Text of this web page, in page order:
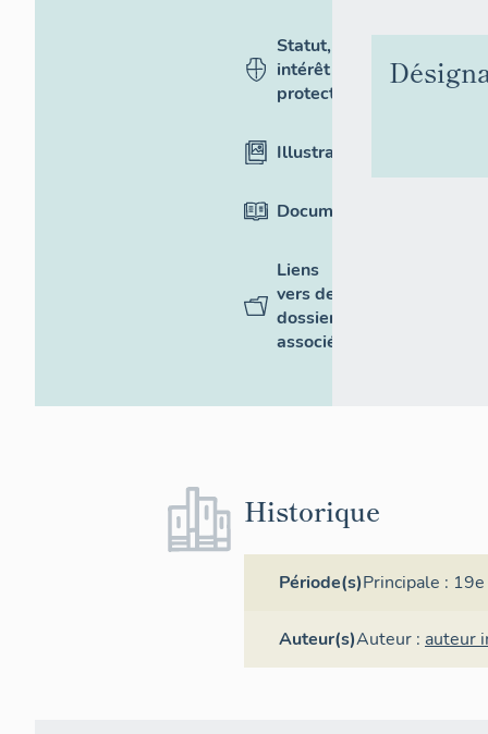
Statut,
intérêt et
protection
Illustrations
Documentation
Liens
vers des
dossiers
associés
Historique
Période(s)Principale :
Auteur(s)Auteur : auteur